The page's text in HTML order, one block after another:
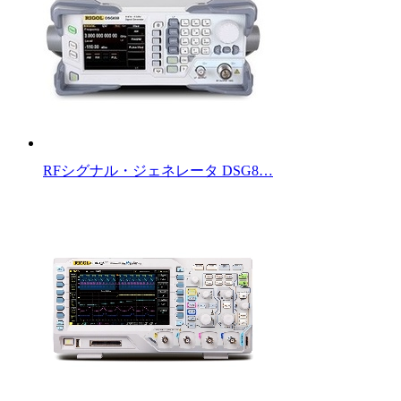
RFシグナル・ジェネレータ DSG8…